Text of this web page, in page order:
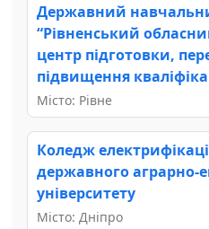
Державний
“Рівненський
центр підготовки,
підвищення
Місто: Рівне
Коледж
державного аграрно-
університету
Місто: Дніпро